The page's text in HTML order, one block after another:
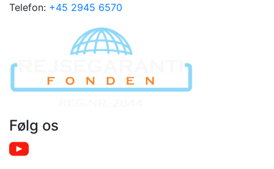
Telefon: +45 2945 6570
Følg os